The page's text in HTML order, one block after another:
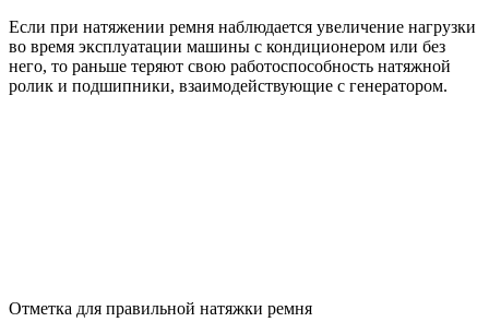
Если при натяжении ремня наблюдается увеличение нагрузки
во время эксплуатации машины с кондиционером или без
него, то раньше теряют свою работоспособность натяжной
ролик и подшипники, взаимодействующие с генератором.
Отметка для правильной натяжки ремня